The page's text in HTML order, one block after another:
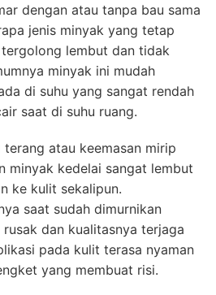
dengan atau tanpa bau sama
jenis minyak yang tetap
lembut dan tidak
minyak ini mudah
di suhu yang sangat rendah
saat di suhu ruang.
atau keemasan mirip
minyak kedelai sangat lembut
ke kulit sekalipun.
saat sudah dimurnikan
dan kualitasnya terjaga
pada kulit terasa nyaman
yang membuat risi.